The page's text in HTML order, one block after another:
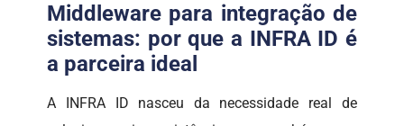
Middleware para integração de
sistemas: por que a INFRA ID é
a parceira ideal
A INFRA ID nasceu da necessidade real de